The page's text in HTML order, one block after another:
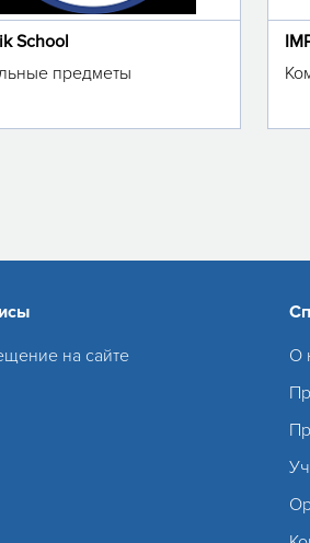
School
предметы
на сайте
О